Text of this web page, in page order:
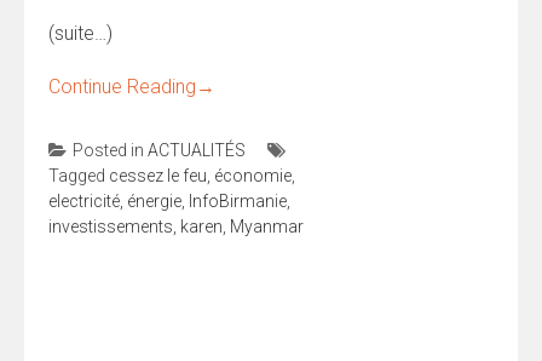
(suite…)
Continue Reading →
Posted in ACTUALITÉS
Tagged cessez le feu économie
electricité énergie InfoBirmanie
investissements karen Myanmar